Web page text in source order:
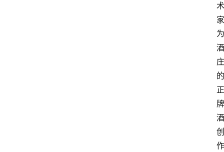
术
家
为
酒
庄
的
正
牌
酒
创
作